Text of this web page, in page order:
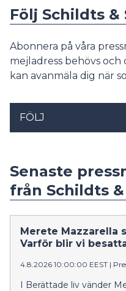
Följ Schildts
Abonnera på våra
mejladress behövs och
kan avanmäla dig när
FÖLJ
Senaste
från Schildts
Merete Mazzarella
Varför blir vi
4.8.2026 10:00:00 EEST |
I Berättade liv vänder